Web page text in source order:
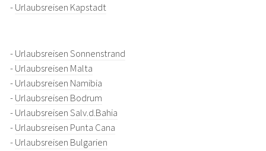
-Urlaubsreisen Kapstadt
-Urlaubsreisen Sonnenstrand
-Urlaubsreisen Malta
-Urlaubsreisen Namibia
-Urlaubsreisen Bodrum
-Urlaubsreisen Salv.d.Bahia
-Urlaubsreisen Punta Cana
-Urlaubsreisen Bulgarien